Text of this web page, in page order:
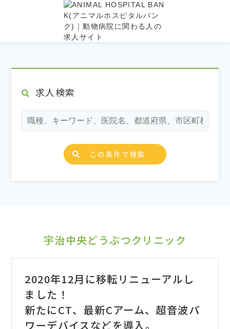
求人検索
この条件で検索
宇治中央どうぶつクリニック
2020年12月に移転リニューアルし
ました！
新たにCT、最新Cアーム、超音波パ
ワーデバイスなどを導入。